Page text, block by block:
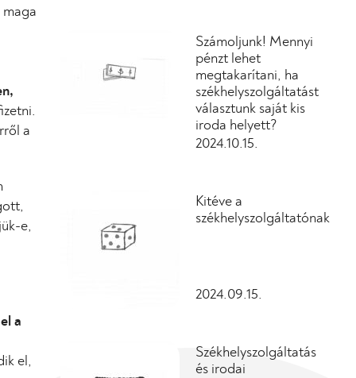
maga
a
e,
a
el,
Számoljunk! Mennyi
pénzt lehet
megtakarítani, ha
székhelyszolgáltatást
választunk saját kis
iroda helyett?
2024.10.15.
Kitéve a
székhelyszolgáltatónak
2024.09.15.
Székhelyszolgáltatás
és irodai